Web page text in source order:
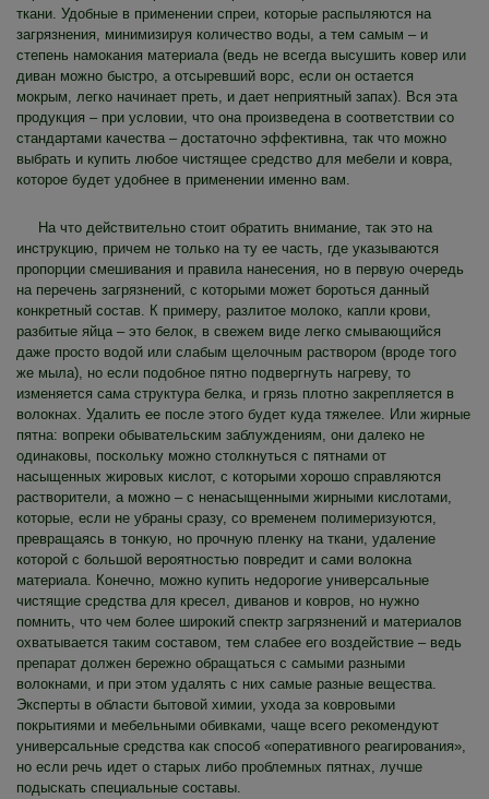
ткани. Удобные в применении спреи, которые распыляются на
загрязнения, минимизируя количество воды, а тем самым – и
степень намокания материала (ведь не всегда высушить ковер или
диван можно быстро, а отсыревший ворс, если он остается
мокрым, легко начинает преть, и дает неприятный запах). Вся эта
продукция – при условии, что она произведена в соответствии со
стандартами качества – достаточно эффективна, так что можно
выбрать и купить любое чистящее средство для мебели и ковра,
которое будет удобнее в применении именно вам.
На что действительно стоит обратить внимание, так это на
инструкцию, причем не только на ту ее часть, где указываются
пропорции смешивания и правила нанесения, но в первую очередь
на перечень загрязнений, с которыми может бороться данный
конкретный состав. К примеру, разлитое молоко, капли крови,
разбитые яйца – это белок, в свежем виде легко смывающийся
даже просто водой или слабым щелочным раствором (вроде того
же мыла), но если подобное пятно подвергнуть нагреву, то
изменяется сама структура белка, и грязь плотно закрепляется в
волокнах. Удалить ее после этого будет куда тяжелее. Или жирные
пятна: вопреки обывательским заблуждениям, они далеко не
одинаковы, поскольку можно столкнуться с пятнами от
насыщенных жировых кислот, с которыми хорошо справляются
растворители, а можно – с ненасыщенными жирными кислотами,
которые, если не убраны сразу, со временем полимеризуются,
превращаясь в тонкую, но прочную пленку на ткани, удаление
которой с большой вероятностью повредит и сами волокна
материала. Конечно, можно купить недорогие универсальные
чистящие средства для кресел, диванов и ковров, но нужно
помнить, что чем более широкий спектр загрязнений и материалов
охватывается таким составом, тем слабее его воздействие – ведь
препарат должен бережно обращаться с самыми разными
волокнами, и при этом удалять с них самые разные вещества.
Эксперты в области бытовой химии, ухода за ковровыми
покрытиями и мебельными обивками, чаще всего рекомендуют
универсальные средства как способ «оперативного реагирования»,
но если речь идет о старых либо проблемных пятнах, лучше
подыскать специальные составы.